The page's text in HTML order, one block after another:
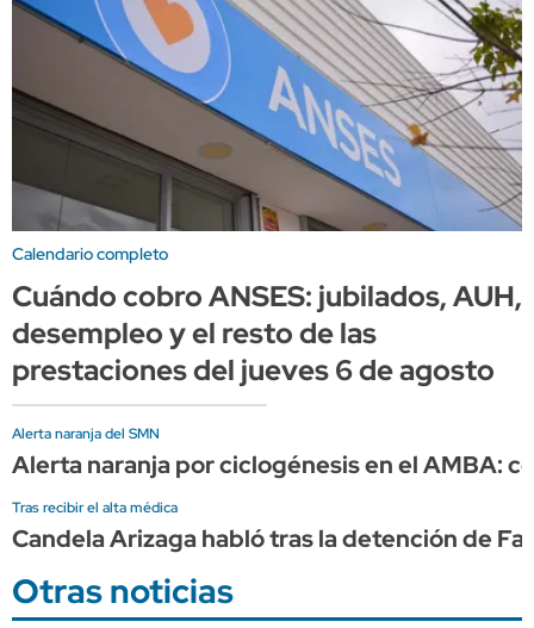
Calendario completo
Cuándo cobro ANSES: jubilados, AUH,
desempleo y el resto de las
prestaciones del jueves 6 de agosto
Alerta naranja del SMN
Alerta naranja por ciclogénesis en el AMBA:
Tras recibir el alta médica
Candela Arizaga habló tras la detención de
Otras noticias